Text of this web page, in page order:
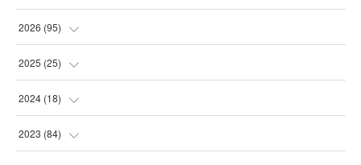
2026 (95)
(5
(31 )
(28
2025 (25)
(3
(19 )
2024(18)
(1
2023 (84)